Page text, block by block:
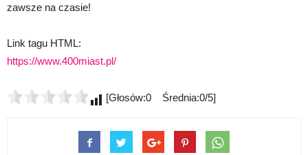
zawsze na czasie!
Link tagu HTML:
https://www.400miast.pl/
[Głosów:0 Średnia:0/5]